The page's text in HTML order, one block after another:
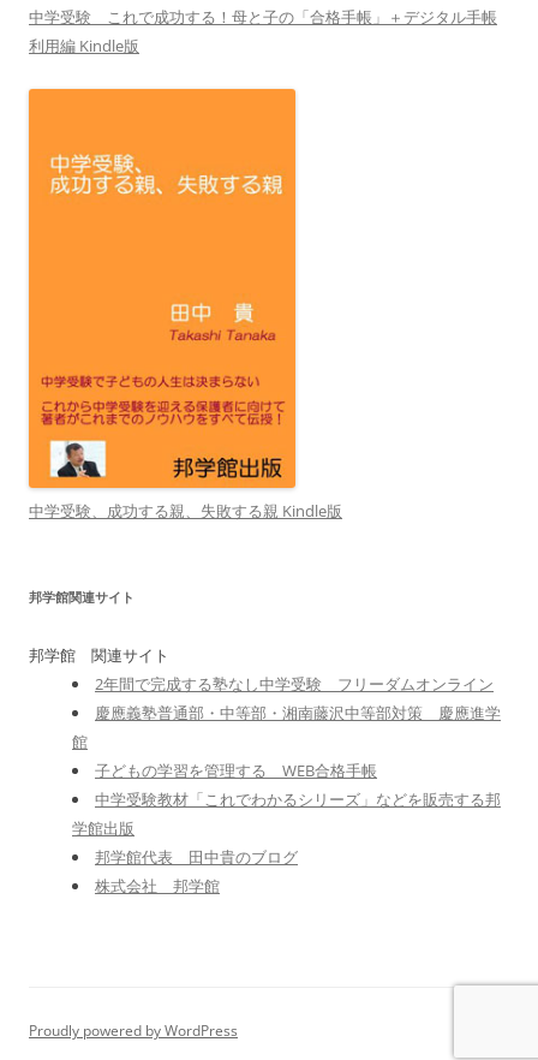
中学受験 これで成功する！母と子の「合格手帳」＋デジタル手帳
利用編 Kindle版
中学受験、成功する親、失敗する親 Kindle版
邦学館関連サイト
邦学館 関連サイト
2年間で完成する塾なし中学受験 フリーダムオンライン
慶應義塾普通部・中等部・湘南藤沢中等部対策 慶應進学
館
子どもの学習を管理する WEB合格手帳
中学受験教材「これでわかるシリーズ」などを販売する邦
学館出版
邦学館代表 田中貴のブログ
株式会社 邦学館
Proudly powered by WordPress